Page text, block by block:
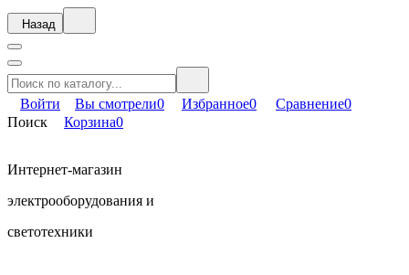
Назад
Войти Вы смотрели0 Избранное0 Сравнение0
Поиск
Корзина0
Интернет-магазин
электрооборудования и
светотехники